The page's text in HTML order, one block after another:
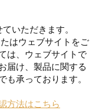
いただきます。
たはウェブサイトをご
は、ウェブサイトで
届け、製品に関する
も承っております。
方法はこちら